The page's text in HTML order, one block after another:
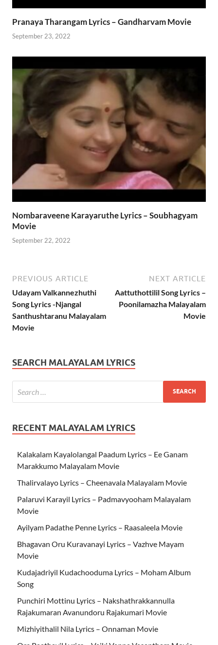
Pranaya Tharangam Lyrics – Gandharvam Movie
September 23, 2022
Nombaraveene Karayaruthe Lyrics – Soubhagyam
Movie
September 22, 2022
PREVIOUS ARTICLE
Udayam Valkannezhuthi
Song Lyrics -Njangal
Santhushtaranu Malayalam
Movie
NEXT ARTICLE
Aattuthottilil Song Lyrics –
Poonilamazha Malayalam
Movie
SEARCH MALAYALAM LYRICS
RECENT MALAYALAM LYRICS
Kalakalam Kayalolangal Paadum Lyrics – Ee Ganam
Marakkumo Malayalam Movie
Thalirvalayo Lyrics – Cheenavala Malayalam Movie
Palaruvi Karayil Lyrics – Padmavyooham Malayalam
Movie
Ayilyam Padathe Penne Lyrics – Raasaleela Movie
Bhagavan Oru Kuravanayi Lyrics – Vazhve Mayam
Movie
Kudajadriyil Kudachooduma Lyrics – Moham Album
Song
Punchiri Mottinu Lyrics – Nakshathrakkannulla
Rajakumaran Avanundoru Rajakumari Movie
Mizhiyithalil Nila Lyrics – Onnaman Movie